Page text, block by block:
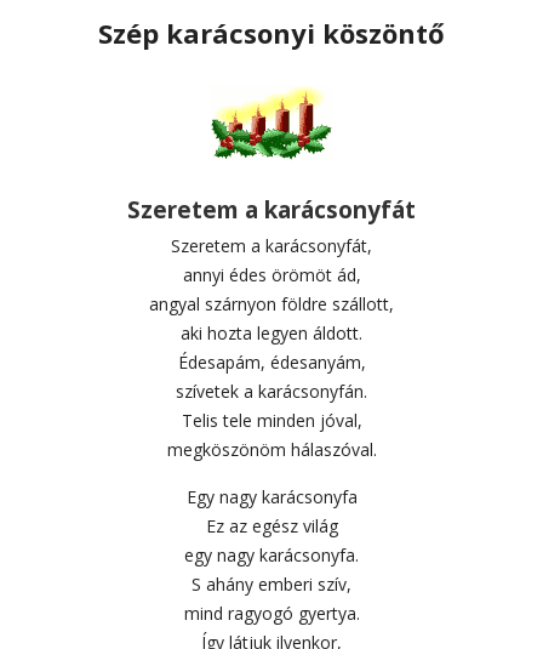
Szép karácsonyi köszöntő
Szeretem a karácsonyfát
Szeretem a karácsonyfát,
annyi édes örömöt ád,
angyal szárnyon földre szállott,
aki hozta legyen áldott.
Édesapám, édesanyám,
szívetek a karácsonyfán.
Telis tele minden jóval,
megköszönöm hálaszóval.
Egy nagy karácsonyfa
Ez az egész világ
egy nagy karácsonyfa.
S ahány emberi szív,
mind ragyogó gyertya.
Így látjuk ilyenkor,